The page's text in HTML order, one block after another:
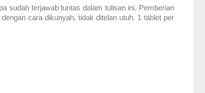
sudah terjawab tuntas dalam tulisan ini. Pemberian
cara dikunyah, tidak ditelan utuh. 1 tablet per